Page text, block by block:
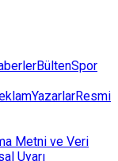
BültenSpor
YazarlarResmi
Metni ve Veri
Uyarı